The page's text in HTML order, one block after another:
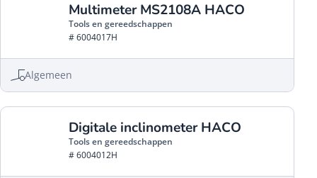
Multimeter MS2108A HACO
Tools en gereedschappen
# 6004017H
Algemeen
Digitale inclinometer HACO
Tools en gereedschappen
# 6004012H